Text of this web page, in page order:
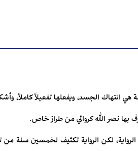
انتهاك الجسد، ويفعلها تفعيلاً كاملاً،
بها نصر الله كروائي من طراز خاص.
لكن الرواية تكثيف لخمسين سنة من